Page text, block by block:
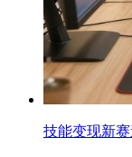
技能变现新